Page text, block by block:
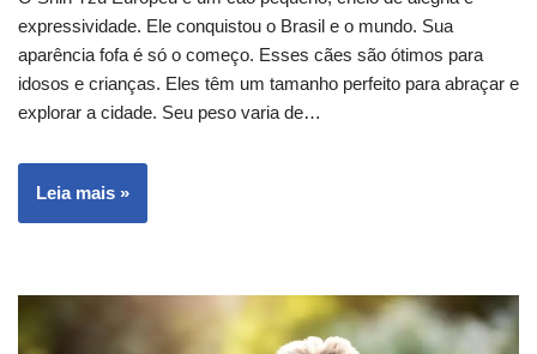
expressividade. Ele conquistou o Brasil e o mundo. Sua
aparência fofa é só o começo. Esses cães são ótimos para
idosos e crianças. Eles têm um tamanho perfeito para abraçar e
explorar a cidade. Seu peso varia de…
Leia mais »